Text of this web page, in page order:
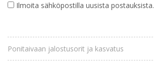
Ilmoita sähköpostilla uusista postauksista.
Ponitaivaan jalostusorit ja kasvatus